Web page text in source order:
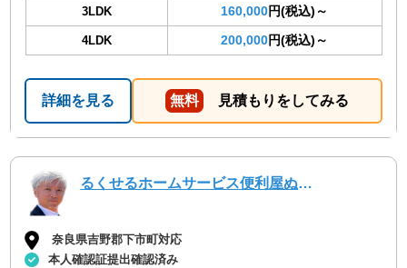
3LDK 160,000円(税込)～
4LDK 200,000円(税込)～
詳細を見る 無料 見積もりをしてみる
るくせるホームサービス便利屋ぬくもり
奈良県吉野郡下市町対応
本人確認証提出確認済み